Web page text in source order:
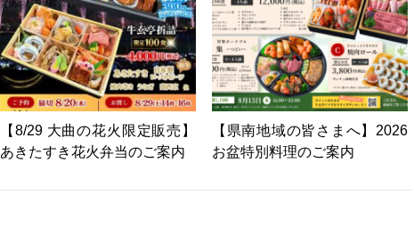
【8/29 大曲の花火限定販売】
あきたすき花火弁当のご案内
【県南地域の皆さまへ】2026
お盆特別料理のご案内